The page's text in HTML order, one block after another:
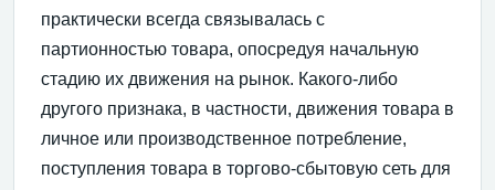
практичес­ки всегда связывалась с
партионностью товара, опосредуя начальную
стадию их движения на рынок. Какого-либо
другого признака, в частности, движения товара в
личное или производственное потребление,
поступления товара в торгово-сбытовую сеть для